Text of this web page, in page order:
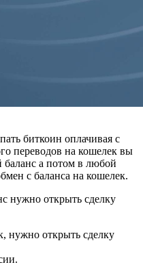
биткоин оплачивая с
переводов на кошелек вы
баланс а потом в любой
с баланса на кошелек.
нужно открыть сделку
нужно открыть сделку